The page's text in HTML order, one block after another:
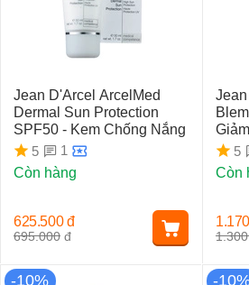
biệt có mặt tại hơn 1200 Beauty
Jean D'Arcel ArcelMed
Dermal Sun Protection
SPF50 - Kem Chống Nắng
5
1
Còn hàng
695.000 đ
625.500 đ
5
Còn
-10% -